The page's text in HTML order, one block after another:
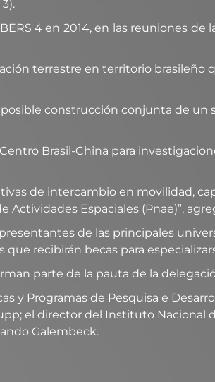
4 en 2014, en las reuniones
terrestre en territorio brasileño
construcción conjunta de un
Brasil-China para
de intercambio en movilidad,
Espaciales (Pnae)”,
de las principales
recibirán becas para
parte de la pauta de la
y Programas de Pesquisa e
el director del Instituto Nacional
Galembeck.